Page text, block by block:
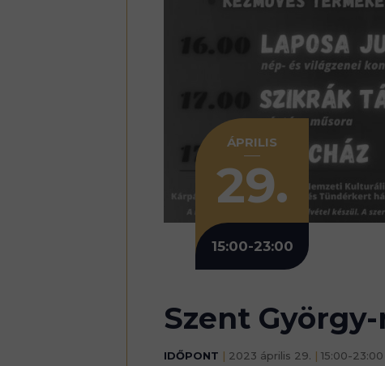
ÁPRILIS
29.
15:00-23:00
Szent
IDŐPONT | 2023 április 29. | 15:00-23:00